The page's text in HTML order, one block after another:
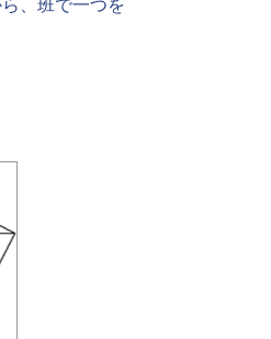
、班で一つを